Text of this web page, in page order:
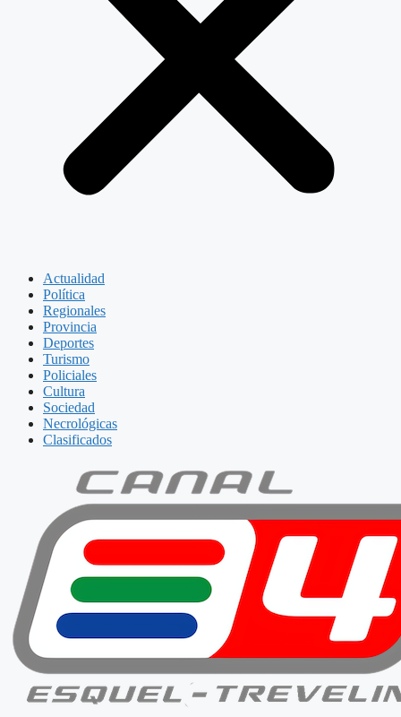
Actualidad
Política
Regionales
Provincia
Deportes
Turismo
Policiales
Cultura
Sociedad
Necrológicas
Clasificados